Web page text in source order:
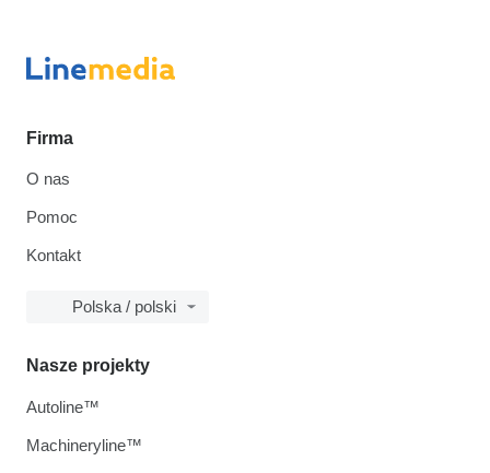
Firma
O nas
Pomoc
Kontakt
Polska / polski
Nasze projekty
Autoline™
Machineryline™